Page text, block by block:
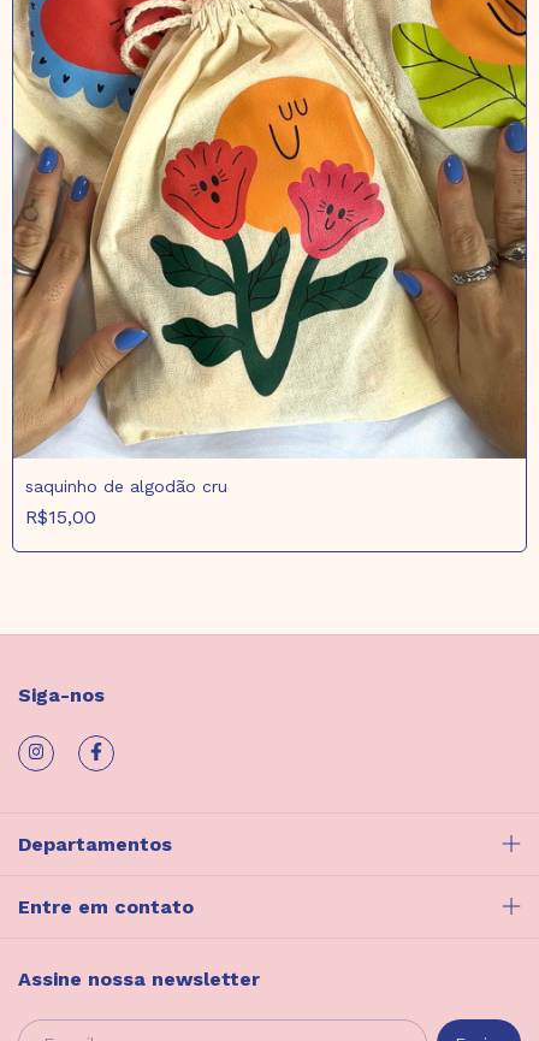
saquinho de algodão cru
R$15,00
Siga-nos
Departamentos
Entre em contato
Assine nossa newsletter